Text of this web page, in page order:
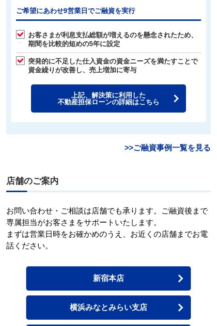
ご希望にあわせ9営業日でご融資を実行
お客さまが利息支払総額が増えるのを懸念されたため、
期間を比較的短めの5年に設定
突発的に不足した仕入資金の資金ニーズを満たすことで
資金繰りが改善し、売上増加に寄与
上記、解決策に利用した
不動産担保ローンの詳細はこちら
>>ご融資事例一覧を見る
店舗のご案内
お問い合わせ・ご相談は店舗でも承ります。ご融資後まで
専属担当がお客さまをサポートいたします。
まずは営業日時をお確かめのうえ、お近くの店舗までお電
話ください。
新宿本店
横浜みなとみらい支店